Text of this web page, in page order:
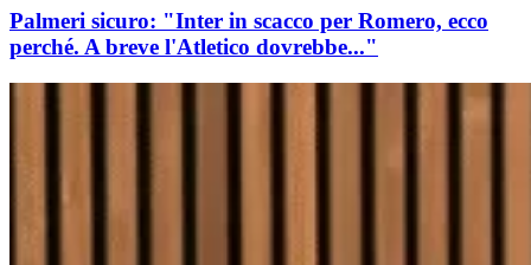
Palmeri sicuro: "Inter in scacco per Romero, ecco
perché. A breve l'Atletico dovrebbe..."